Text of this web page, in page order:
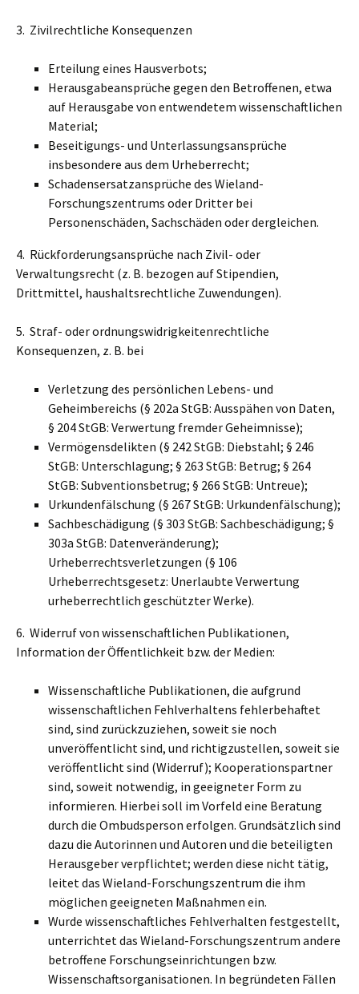
3. Zivilrechtliche Konsequenzen
Erteilung eines Hausverbots;
Herausgabeansprüche gegen den Betroffenen, etwa
auf Herausgabe von entwendetem wissenschaftlichen
Material;
Beseitigungs- und Unterlassungsansprüche
insbesondere aus dem Urheberrecht;
Schadensersatzansprüche des Wieland-
Forschungszentrums oder Dritter bei
Personenschäden, Sachschäden oder dergleichen.
4. Rückforderungsansprüche nach Zivil- oder
Verwaltungsrecht (z. B. bezogen auf Stipendien,
Drittmittel, haushaltsrechtliche Zuwendungen).
5. Straf- oder ordnungswidrigkeitenrechtliche
Konsequenzen, z. B. bei
Verletzung des persönlichen Lebens- und
Geheimbereichs (§ 202a StGB: Ausspähen von Daten,
§ 204 StGB: Verwertung fremder Geheimnisse);
Vermögensdelikten (§ 242 StGB: Diebstahl; § 246
StGB: Unterschlagung; § 263 StGB: Betrug; § 264
StGB: Subventionsbetrug; § 266 StGB: Untreue);
Urkundenfälschung (§ 267 StGB: Urkundenfälschung);
Sachbeschädigung (§ 303 StGB: Sachbeschädigung; §
303a StGB: Datenveränderung);
Urheberrechtsverletzungen (§ 106
Urheberrechtsgesetz: Unerlaubte Verwertung
urheberrechtlich geschützter Werke).
6. Widerruf von wissenschaftlichen Publikationen,
Information der Öffentlichkeit bzw. der Medien:
Wissenschaftliche Publikationen, die aufgrund
wissenschaftlichen Fehlverhaltens fehlerbehaftet
sind, sind zurückzuziehen, soweit sie noch
unveröffentlicht sind, und richtigzustellen, soweit sie
veröffentlicht sind (Widerruf); Kooperationspartner
sind, soweit notwendig, in geeigneter Form zu
informieren. Hierbei soll im Vorfeld eine Beratung
durch die Ombudsperson erfolgen. Grundsätzlich sind
dazu die Autorinnen und Autoren und die beteiligten
Herausgeber verpflichtet; werden diese nicht tätig,
leitet das Wieland-Forschungszentrum die ihm
möglichen geeigneten Maßnahmen ein.
Wurde wissenschaftliches Fehlverhalten festgestellt,
unterrichtet das Wieland-Forschungszentrum andere
betroffene Forschungseinrichtungen bzw.
Wissenschaftsorganisationen. In begründeten Fällen